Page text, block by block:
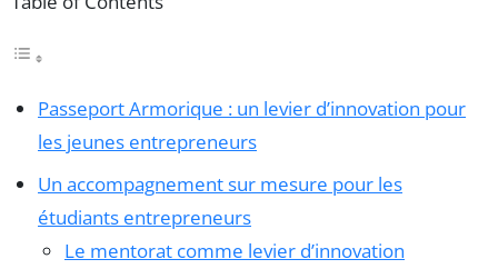
Passeport Armorique : un levier d’innovation pour
les jeunes entrepreneurs
Un accompagnement sur mesure pour les
étudiants entrepreneurs
Le mentorat comme levier d’innovation